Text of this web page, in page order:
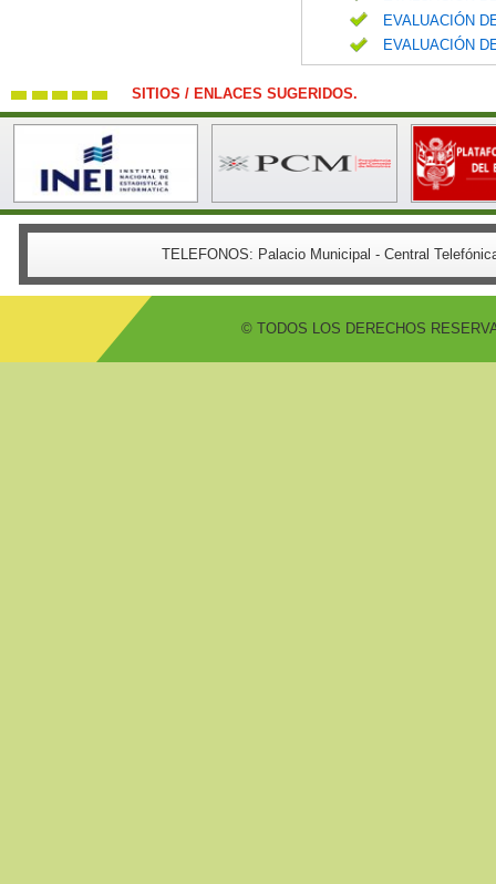
EVALUACIÓN
EVALUACIÓN
SITIOS / ENLACES SUGERIDOS.
TELEFONOS: Palacio Municipal - Central
© TODOS LOS DERECHOS